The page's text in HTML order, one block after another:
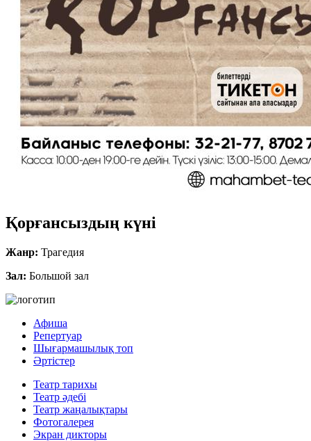
Қорғансыздың күні
Жанр: Трагедия
Зал: Большой зал
Афиша
Репертуар
Шығармашылық топ
Әртістер
Театр тарихы
Театр әдебі
Театр жаңалықтары
Фотогалерея
Экран дикторы